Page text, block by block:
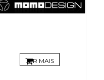
LER MAIS